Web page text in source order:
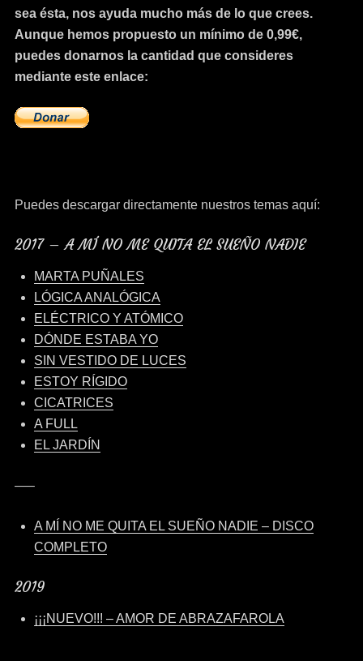
sea ésta, nos ayuda mucho más de lo que crees.
Aunque hemos propuesto un mínimo de 0,99€,
puedes donarnos la cantidad que consideres
mediante este enlace:
Puedes descargar directamente nuestros temas aquí:
2017 – A MÍ NO ME QUITA EL SUEÑO NADIE
MARTA PUÑALES
LÓGICA ANALÓGICA
ELÉCTRICO Y ATÓMICO
DÓNDE ESTABA YO
SIN VESTIDO DE LUCES
ESTOY RÍGIDO
CICATRICES
A FULL
EL JARDÍN
—–
A MÍ NO ME QUITA EL SUEÑO NADIE – DISCO
COMPLETO
2019
¡¡¡NUEVO!!! – AMOR DE ABRAZAFAROLA